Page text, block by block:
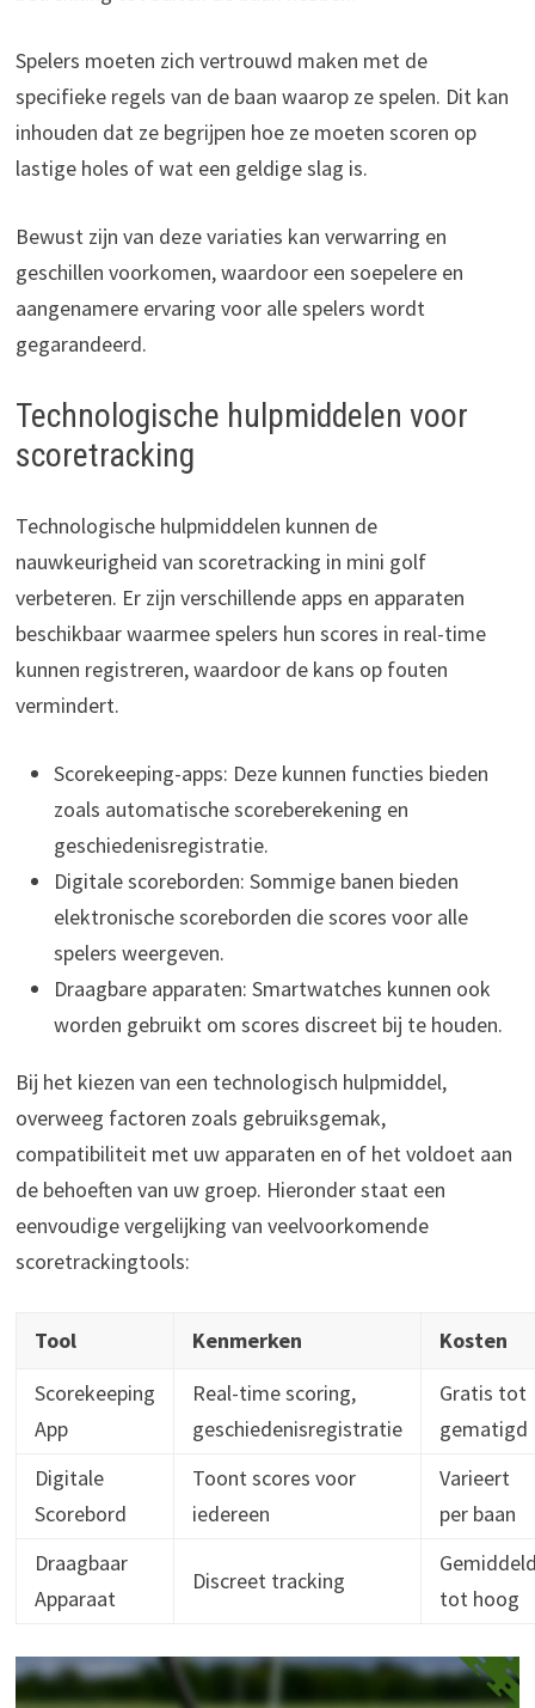
Spelers moeten zich vertrouwd maken met de
specifieke regels van de baan waarop ze spelen. Dit kan
inhouden dat ze begrijpen hoe ze moeten scoren op
lastige holes of wat een geldige slag is.
Bewust zijn van deze variaties kan verwarring en
geschillen voorkomen, waardoor een soepelere en
aangenamere ervaring voor alle spelers wordt
gegarandeerd.
Technologische hulpmiddelen voor
scoretracking
Technologische hulpmiddelen kunnen de
nauwkeurigheid van scoretracking in mini golf
verbeteren. Er zijn verschillende apps en apparaten
beschikbaar waarmee spelers hun scores in real-time
kunnen registreren, waardoor de kans op fouten
vermindert.
Scorekeeping-apps: Deze kunnen functies bieden
zoals automatische scoreberekening en
geschiedenisregistratie.
Digitale scoreborden: Sommige banen bieden
elektronische scoreborden die scores voor alle
spelers weergeven.
Draagbare apparaten: Smartwatches kunnen ook
worden gebruikt om scores discreet bij te houden.
Bij het kiezen van een technologisch hulpmiddel,
overweeg factoren zoals gebruiksgemak,
compatibiliteit met uw apparaten en of het voldoet aan
de behoeften van uw groep. Hieronder staat een
eenvoudige vergelijking van veelvoorkomende
scoretrackingtools:
Tool Kenmerken
Kosten
Scorekeeping
App
Real-time scoring,
geschiedenisregistratie
Gratis tot
gematigd
Digitale
Scorebord
Toont scores voor
iedereen
Varieert
per baan
Draagbaar
Apparaat
Discreet tracking
tot hoog